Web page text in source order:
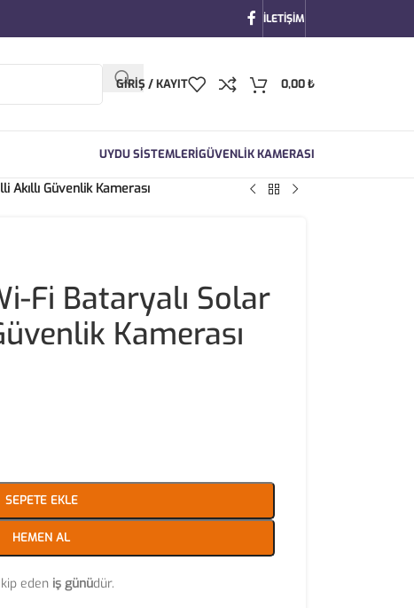
İLETIŞIM
GIRIŞ / KAYIT 0,00₺
UYDU SİSTEMLERİGÜVENLİK KAMERASI
Akıllı Güvenlik Kamerası
Fi Bataryalı Solar
Kamerası
SEPETE EKLE
HEMEN AL
eden iş günüdür.